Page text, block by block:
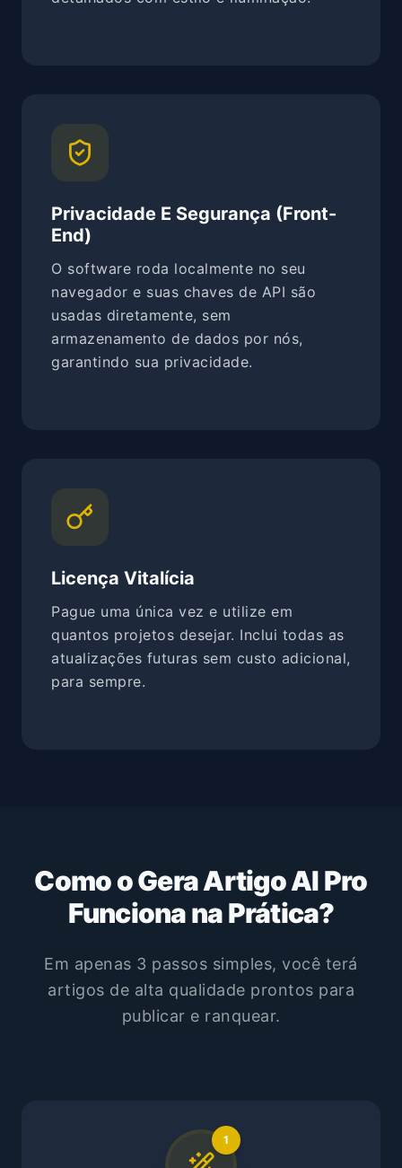
Privacidade E Segurança (Front-
End)
O software roda localmente no seu
navegador e suas chaves de API são
usadas diretamente, sem
armazenamento de dados por nós,
garantindo sua privacidade.
Licença Vitalícia
Pague uma única vez e utilize em
quantos projetos desejar. Inclui todas as
atualizações futuras sem custo adicional,
para sempre.
Como o Gera Artigo AI Pro
Funciona na Prática?
Em apenas 3 passos simples, você terá
artigos de alta qualidade prontos para
publicar e ranquear.
1